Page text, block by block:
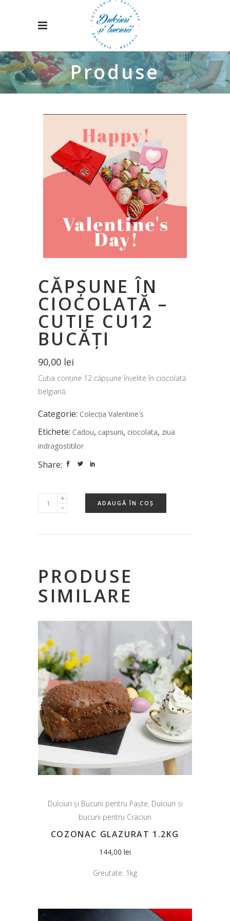
Produse
CĂPȘUNE ÎN
CIOCOLATĂ –
CUTIE CU12
BUCĂȚI
90,00 lei
Cutia conține 12 căpșune învelite în ciocolată
belgiană.
Categorie: Colecția Valentine's
Etichete: Cadou, capsuni, ciocolata, ziua
indragostitilor
Share:
ADAUGĂ ÎN COȘ
PRODUSE
SIMILARE
Dulciuri și Bucurii pentru Paște, Dulciuri si
bucurii pentru Craciun
COZONAC GLAZURAT 1.2KG
144,00 lei
Greutate: 1kg